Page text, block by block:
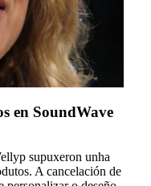
en SoundWave
supuxeron unha
A cancelación de